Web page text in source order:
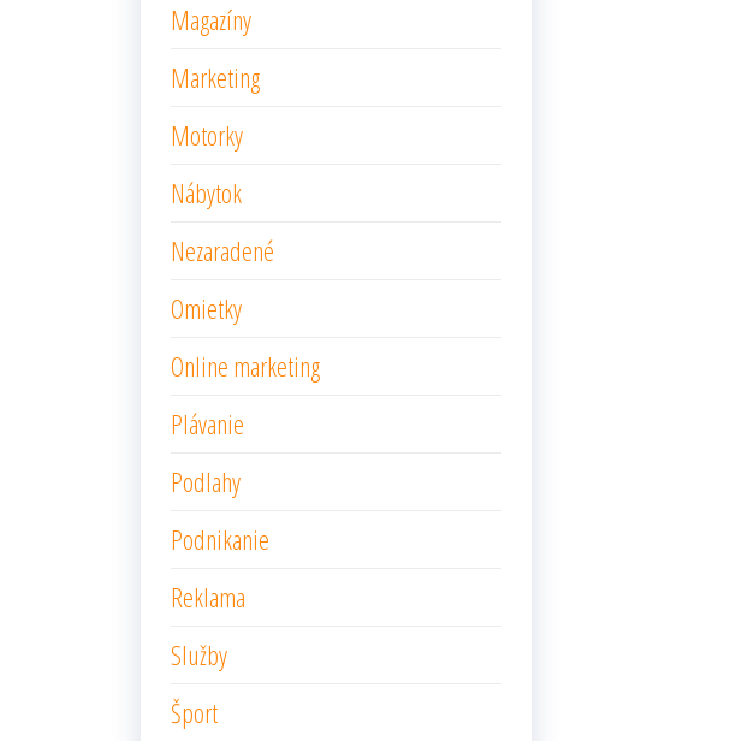
Magazíny
Marketing
Motorky
Nábytok
Nezaradené
Omietky
Online marketing
Plávanie
Podlahy
Podnikanie
Reklama
Služby
Šport